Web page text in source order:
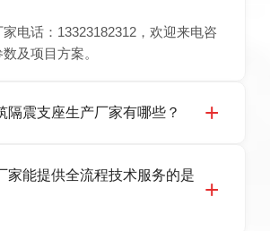
家电话：13323182312，欢迎来电咨
及项目方案。
隔震支座生产厂家有哪些？
专业生产 LRB 铅芯、LNR 天然、
、FPS 摩擦摆隔震支座，资质齐
家能提供全流程技术服务的是